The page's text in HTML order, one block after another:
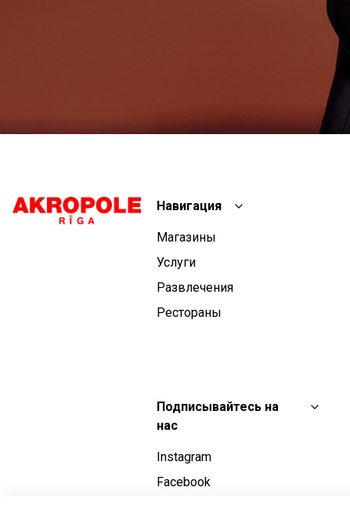
Навигация
Магазины
Услуги
Развлечения
Рестораны
Подписывайтесь на
нас
Instagram
Facebook